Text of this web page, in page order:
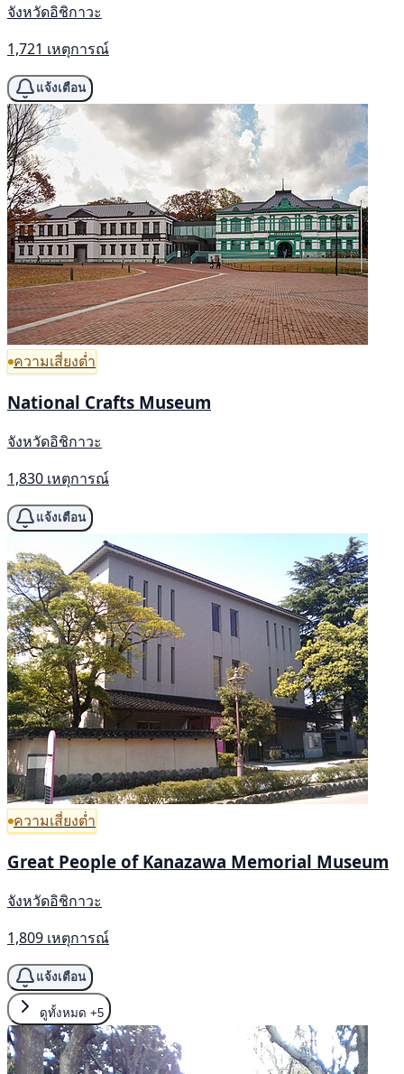
จังหวัดอิชิกาวะ
1,721 เหตุการณ์
แจ้งเตือน
ความเสี่ยงต่ำ
National Crafts Museum
จังหวัดอิชิกาวะ
1,830 เหตุการณ์
แจ้งเตือน
ความเสี่ยงต่ำ
Great People of Kanazawa Memorial Museum
จังหวัดอิชิกาวะ
1,809 เหตุการณ์
แจ้งเตือน
ดูทั้งหมด +5